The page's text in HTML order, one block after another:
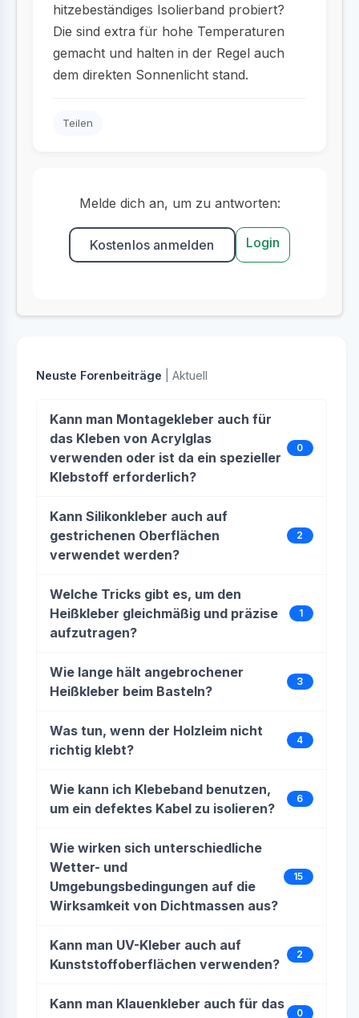
hitzebeständiges Isolierband probiert?
Die sind extra für hohe Temperaturen
gemacht und halten in der Regel auch
dem direkten Sonnenlicht stand.
Teilen
Melde dich an, um zu antworten:
Kostenlos anmelden Login
Neuste Forenbeiträge | Aktuell
Kann man Montagekleber auch für
das Kleben von Acrylglas
verwenden oder ist da ein spezieller
Klebstoff erforderlich?
0
Kann Silikonkleber auch auf
gestrichenen Oberflächen
verwendet werden?
2
Welche Tricks gibt es, um den
Heißkleber gleichmäßig und präzise
aufzutragen?
1
Wie lange hält angebrochener
Heißkleber beim Basteln?
3
Was tun, wenn der Holzleim nicht
richtig klebt?
4
Wie kann ich Klebeband benutzen,
um ein defektes Kabel zu isolieren?
6
Wie wirken sich unterschiedliche
Wetter- und
Umgebungsbedingungen auf die
Wirksamkeit von Dichtmassen aus?
15
Kann man UV-Kleber auch auf
Kunststoffoberflächen verwenden?
2
Kann man Klauenkleber auch für das
0